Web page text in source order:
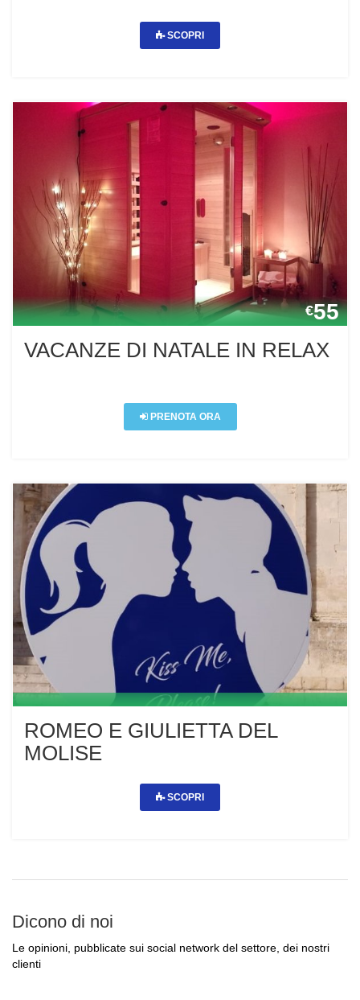
SCOPRI
€55
VACANZE DI NATALE IN RELAX
PRENOTA ORA
ROMEO E GIULIETTA DEL
MOLISE
SCOPRI
Dicono di noi
Le opinioni, pubblicate sui social network del settore, dei nostri
clienti